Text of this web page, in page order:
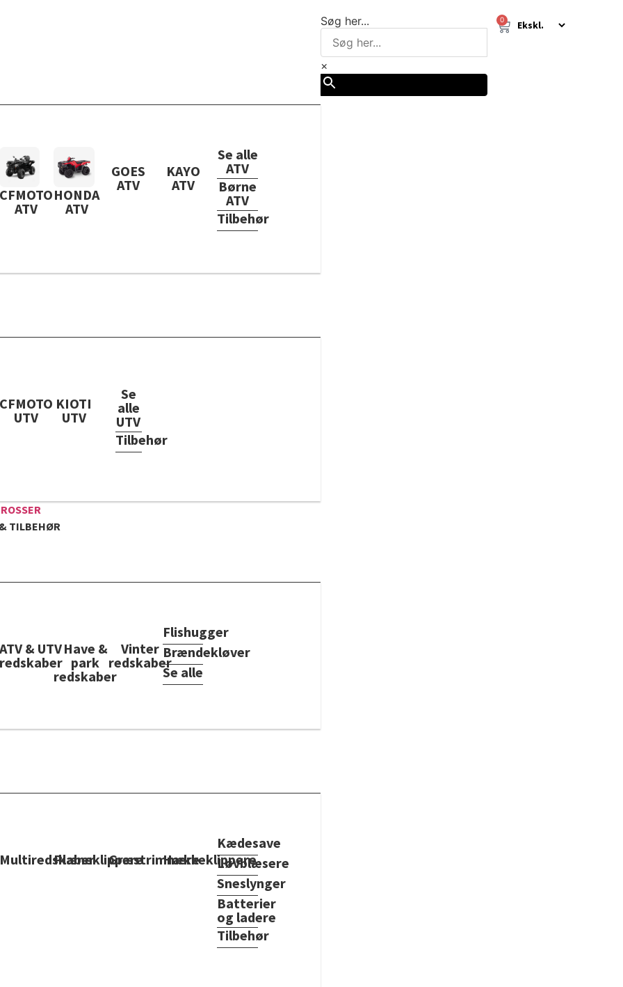
ATV
HONDA
ATV
GOES
ATV
KAYO
ATV
Se alle
ATV
Børne
ATV
Tilbehør
UTV
KIOTI
UTV
Se
alle
UTV
Tilbehør
TILBEHØR
ATV & UTVHave &
park
redskaber
Vinter
redskaber
Flishugger
Brændekløver
Se alle
PlæneklippereGræstrimmereHækkeklippere
Kædesave
Løvblæsere
Sneslynger
Batterier
og ladere
Tilbehør
Søg her...
×
0